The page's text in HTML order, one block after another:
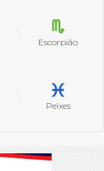
Escorpião
Peixes